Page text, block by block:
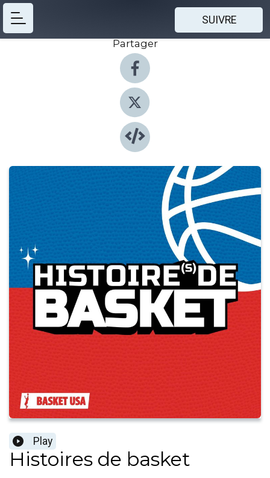
SUIVRE
Partager
Play
Histoires de basket